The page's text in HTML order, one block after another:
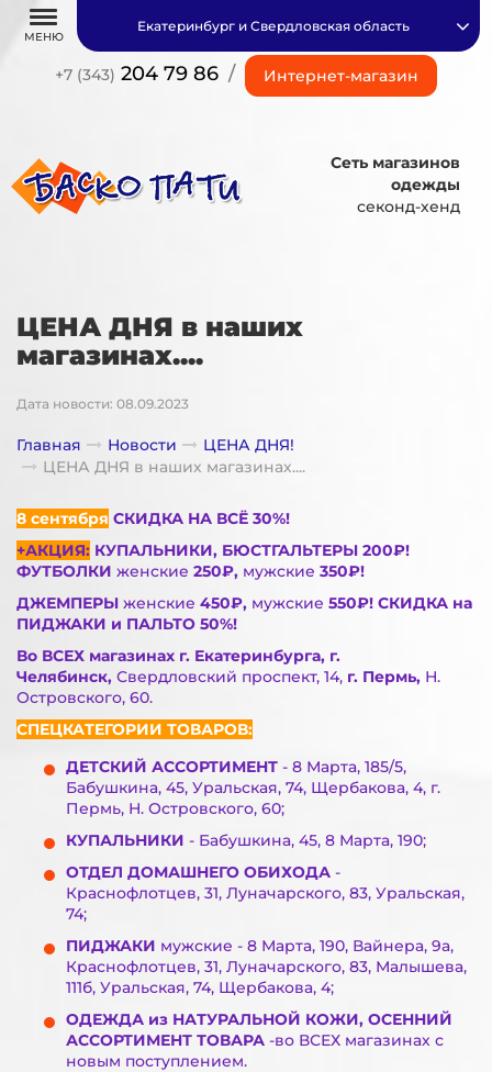
МЕНЮ
+7 (343) 204 79 86 / Интернет-магазин
Екатеринбург и Свердловская область
Сеть магазинов
одежды
секонд-хенд
ЦЕНА ДНЯ в наших
магазинах....
Дата новости: 08.09.2023
Главная Новости
ЦЕНА ДНЯ!
ЦЕНА ДНЯ в наших магазинах....
8 сентября СКИДКА НА ВСЁ 30%!
+АКЦИЯ: КУПАЛЬНИКИ, БЮСТГАЛЬТЕРЫ 200₽!
ФУТБОЛКИ женские 250₽, мужские 350₽!
ДЖЕМПЕРЫ женские 450₽, мужские 550₽! СКИДКА на
ПИДЖАКИ и ПАЛЬТО 50%!
Во ВСЕХ магазинах г. Екатеринбурга, г.
Челябинск, Свердловский проспект, 14, г. Пермь, Н.
Островского, 60.
СПЕЦКАТЕГОРИИ ТОВАРОВ:
ДЕТСКИЙ АССОРТИМЕНТ - 8 Марта, 185/5,
Бабушкина, 45, Уральская, 74, Щербакова, 4, г.
Пермь, Н. Островского, 60;
КУПАЛЬНИКИ - Бабушкина, 45, 8 Марта, 190;
ОТДЕЛ ДОМАШНЕГО ОБИХОДА -
Краснофлотцев, 31, Луначарского, 83, Уральская,
74;
ПИДЖАКИ мужские - 8 Марта, 190, Вайнера, 9а,
Краснофлотцев, 31, Луначарского, 83, Малышева,
111б, Уральская, 74, Щербакова, 4;
ОДЕЖДА из НАТУРАЛЬНОЙ КОЖИ, ОСЕННИЙ
АССОРТИМЕНТ ТОВАРА -во ВСЕХ магазинах с
новым поступлением.